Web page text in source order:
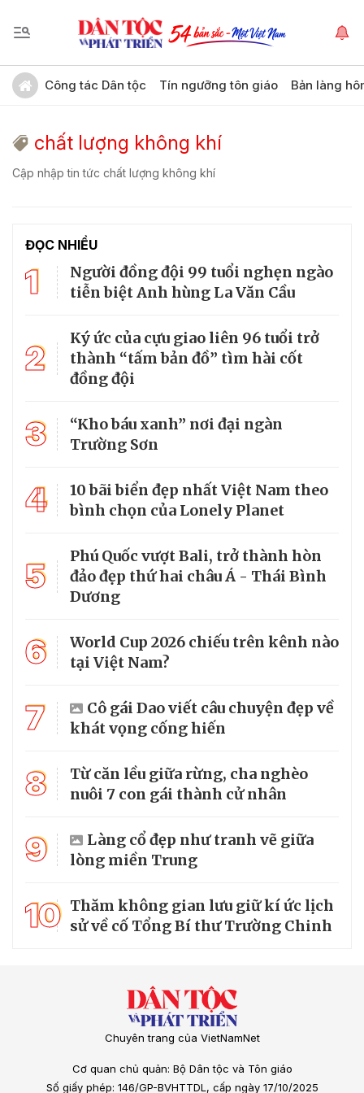
Công tác Dân tộc Tín ngưỡng tôn giáo Bản làng
chất lượng không khí
Cập nhập tin tức chất lượng không khí
ĐỌC NHIỀU
1
Người đồng đội 99 tuổi nghẹn ngào
tiễn biệt Anh hùng La Văn Cầu
2
Ký ức của cựu giao liên 96 tuổi trở
thành “tấm bản đồ” tìm hài cốt
đồng đội
3
“Kho báu xanh” nơi đại ngàn
Trường Sơn
4
10 bãi biển đẹp nhất Việt Nam theo
bình chọn của Lonely Planet
5
Phú Quốc vượt Bali, trở thành hòn
đảo đẹp thứ hai châu Á - Thái Bình
Dương
6
World Cup 2026 chiếu trên kênh nào
tại Việt Nam?
7
Cô gái Dao viết câu chuyện đẹp về
khát vọng cống hiến
8
Từ căn lều giữa rừng, cha nghèo
nuôi 7 con gái thành cử nhân
9
Làng cổ đẹp như tranh vẽ giữa
lòng miền Trung
10 Thăm không gian lưu giữ kí ức lịch
sử về cố Tổng Bí thư Trường Chinh
Chuyên trang của VietNamNet
Cơ quan chủ quản: Bộ Dân tộc và Tôn giáo
Số giấy phép: 146/GP-BVHTTDL, cấp ngày 17/10/2025